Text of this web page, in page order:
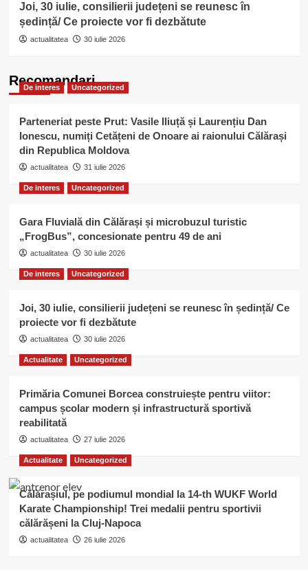
Joi, 30 iulie, consilierii județeni se reunesc în
ședință/ Ce proiecte vor fi dezbătute
actualitatea 30 iulie 2026
Recomandari
De interes Uncategorized
Parteneriat peste Prut: Vasile Iliuță și Laurențiu Dan
Ionescu, numiți Cetățeni de Onoare ai raionului Călărași
din Republica Moldova
actualitatea 31 iulie 2026
De interes Uncategorized
Gara Fluvială din Călărași și microbuzul turistic
„FrogBus”, concesionate pentru 49 de ani
actualitatea 30 iulie 2026
De interes Uncategorized
Joi, 30 iulie, consilierii județeni se reunesc în ședință/ Ce
proiecte vor fi dezbătute
actualitatea 30 iulie 2026
Actualitate Uncategorized
Primăria Comunei Borcea construiește pentru viitor:
campus școlar modern și infrastructură sportivă
reabilitată
actualitatea 27 iulie 2026
Actualitate Uncategorized
Călărașiul, pe podiumul mondial la 14-th WUKF World
Karate Championship! Trei medalii pentru sportivii
călărășeni la Cluj-Napoca
actualitatea 26 iulie 2026